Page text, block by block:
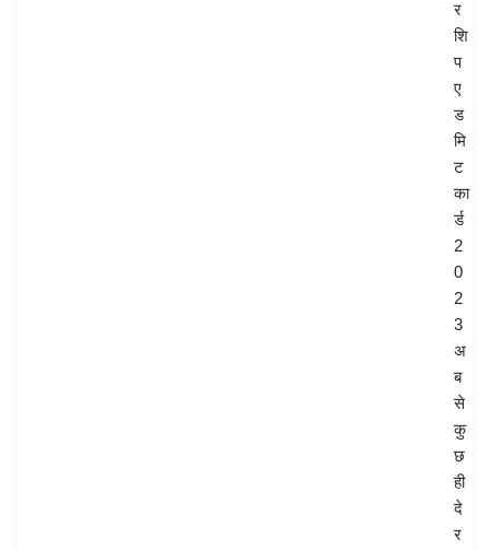
र
शि
प
ए
ड
मि
ट
का
र्ड
2
0
2
3
अ
ब
से
कु
छ
ही
दे
र